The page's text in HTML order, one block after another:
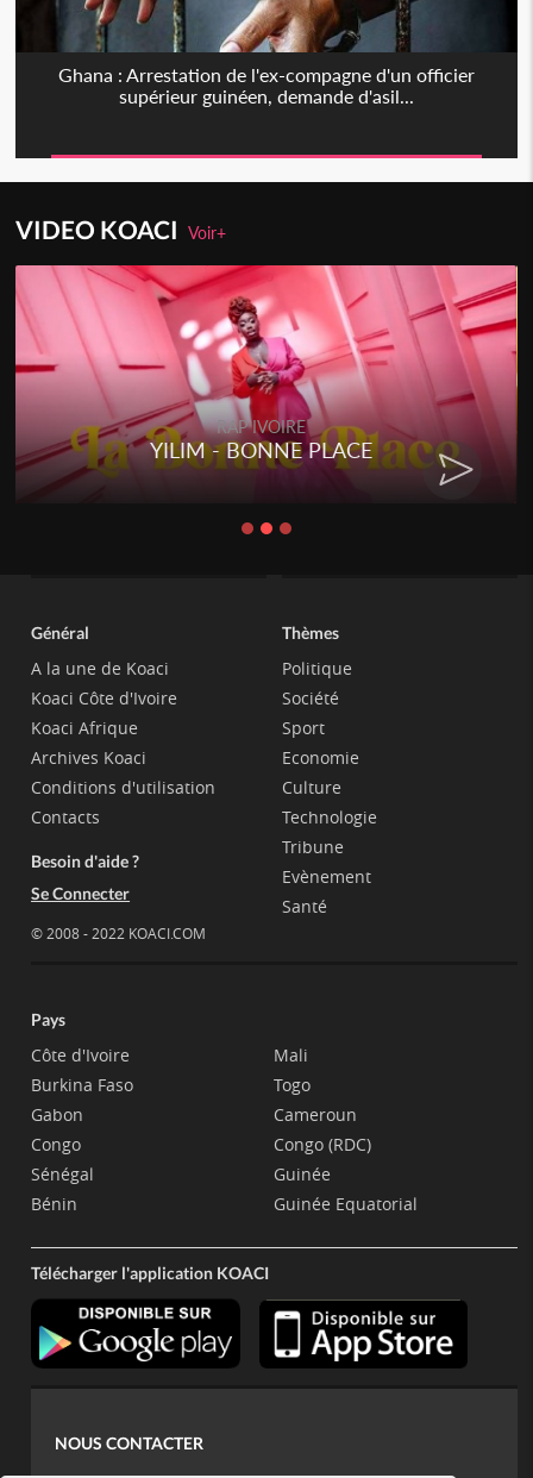
Ghana : Arrestation de l'ex-compagne d'un officier
supérieur guinéen, demande d'asil...
VIDEO KOACIVoir+
RAP IVOIRE
YILIM - BONNE PLACE
Général
A la une de Koaci
Koaci Côte d'Ivoire
Koaci Afrique
Archives Koaci
Conditions d'utilisation
Contacts
Besoin d'aide ?
Se Connecter
© 2008 - 2022 KOACI.COM
Thèmes
Politique
Société
Sport
Economie
Culture
Technologie
Tribune
Evènement
Santé
Pays
Côte d'Ivoire
Burkina Faso
Gabon
Congo
Sénégal
Bénin
Mali
Togo
Cameroun
Congo (RDC)
Guinée
Guinée Equatorial
Télécharger l'application KOACI
NOUS CONTACTER